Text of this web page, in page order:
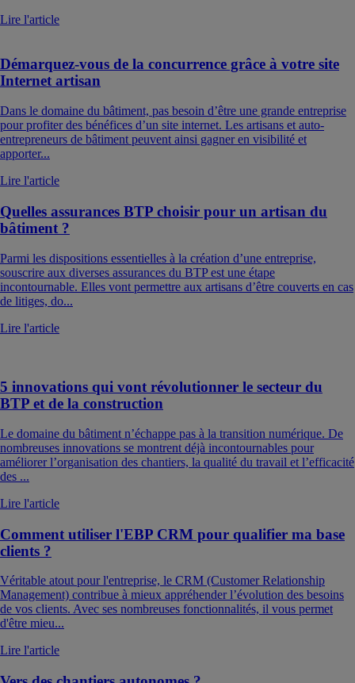
Lire l'article
Démarquez-vous de la concurrence grâce à votre site
Internet artisan
Dans le domaine du bâtiment, pas besoin d’être une grande entreprise
pour profiter des bénéfices d’un site internet. Les artisans et auto-
entrepreneurs de bâtiment peuvent ainsi gagner en visibilité et
apporter...
Lire l'article
Quelles assurances BTP choisir pour un artisan du
bâtiment ?
Parmi les dispositions essentielles à la création d’une entreprise,
souscrire aux diverses assurances du BTP est une étape
incontournable. Elles vont permettre aux artisans d’être couverts en cas
de litiges, do...
Lire l'article
5 innovations qui vont révolutionner le secteur du
BTP et de la construction
Le domaine du bâtiment n’échappe pas à la transition numérique. De
nombreuses innovations se montrent déjà incontournables pour
améliorer l’organisation des chantiers, la qualité du travail et l’efficacité
des ...
Lire l'article
Comment utiliser l'EBP CRM pour qualifier ma base
clients ?
Véritable atout pour l'entreprise, le CRM (Customer Relationship
Management) contribue à mieux appréhender l’évolution des besoins
de vos clients. Avec ses nombreuses fonctionnalités, il vous permet
d'être mieu...
Lire l'article